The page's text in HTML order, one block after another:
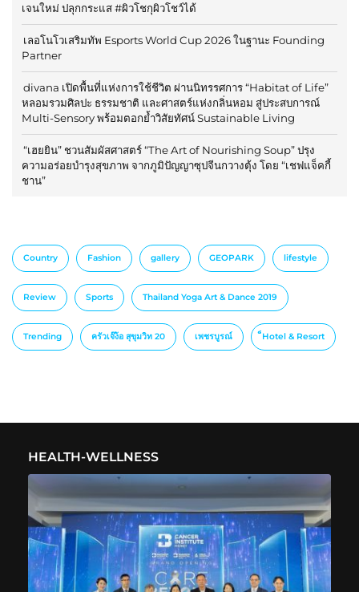
เจนใหม่ ปลุกกระแส #ผิวโชกุผิวโชว์ได้
เลอโนโวเสริมทัพ Esports World Cup 2026 ในฐานะ Founding
Partner
divana เปิดพื้นที่แห่งการใช้ชีวิต ผ่านนิทรรศการ “Habitat of Life”
หลอมรวมศิลปะ ธรรมชาติ และศาสตร์แห่งกลิ่นหอม สู่ประสบการณ์
Multi-Sensory พร้อมตอกย้ำวิสัยทัศน์ Sustainable Living
“เฮยยิน” ชวนสัมผัสศาสตร์ “The Art of Nourishing Soup” ปรุง
ความอร่อยบำรุงสุขภาพ จากภูมิปัญญาซุปจีนกวางตุ้ง โดย “เชฟแจ็คกี้
ชาน”
Country Fashion gallery GEOPARK lifestyle
Review Sports Thailand Yoga Art & Dance 2019
Trending ครัวเจ๊ง้อ สุขุมวิท 20 เพชรบูรณ์ ็Hotel & Resort
HEALTH-WELLNESS